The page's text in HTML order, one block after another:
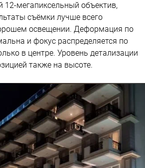
12-мегапиксельный объектив,
съёмки лучше всего
освещении. Деформация по
и фокус распределяется по
в центре. Уровень детализации
также на высоте.